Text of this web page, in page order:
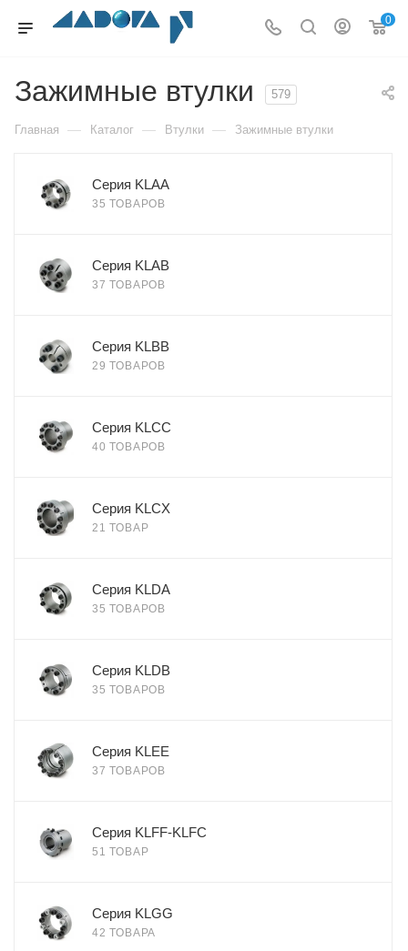
0
Зажимные втулки 579
Главная — Каталог — Втулки — Зажимные втулки
Серия KLAA
35 ТОВАРОВ
Серия KLAB
37 ТОВАРОВ
Серия KLBB
29 ТОВАРОВ
Серия KLCC
40 ТОВАРОВ
Серия KLCX
21 ТОВАР
Серия KLDA
35 ТОВАРОВ
Серия KLDB
35 ТОВАРОВ
Серия KLEE
37 ТОВАРОВ
Серия KLFF-KLFC
51 ТОВАР
Серия KLGG
42 ТОВАРА